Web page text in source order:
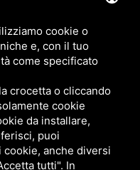
cookie o
e, con il tuo
come specificato
crocetta o cliccando
cookie
da installare,
puoi
anche diversi
tutti". In
18
2
del sito
02371101201